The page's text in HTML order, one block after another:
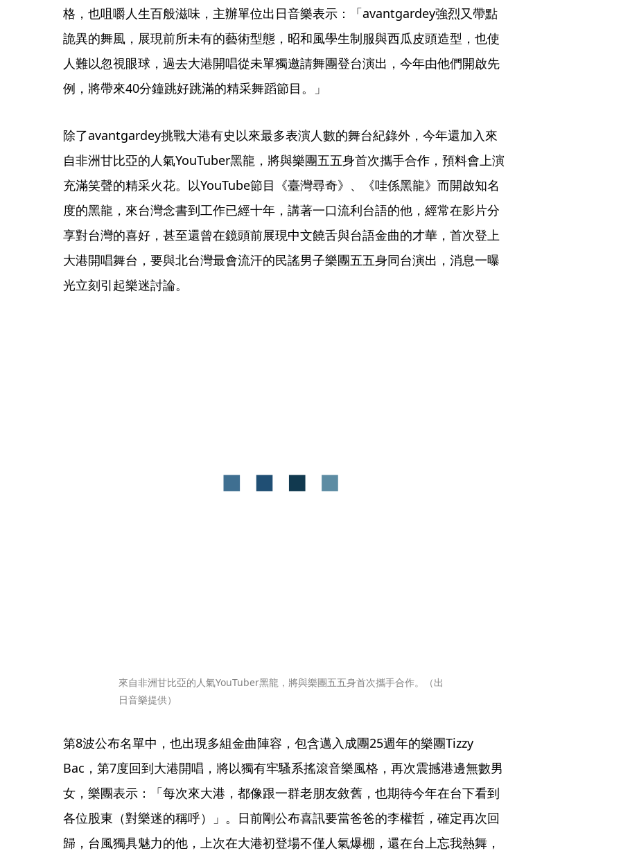
格，也咀嚼人生百般滋味，主辦單位出日音樂表示：「avantgardey強烈又帶點
詭異的舞風，展現前所未有的藝術型態，昭和風學生制服與西瓜皮頭造型，也使
人難以忽視眼球，過去大港開唱從未單獨邀請舞團登台演出，今年由他們開啟先
例，將帶來40分鐘跳好跳滿的精采舞蹈節目。」
除了avantgardey挑戰大港有史以來最多表演人數的舞台紀錄外，今年還加入來
自非洲甘比亞的人氣YouTuber黑龍，將與樂團五五身首次攜手合作，預料會上演
充滿笑聲的精采火花。以YouTube節目《臺灣尋奇》、《哇係黑龍》而開啟知名
度的黑龍，來台灣念書到工作已經十年，講著一口流利台語的他，經常在影片分
享對台灣的喜好，甚至還曾在鏡頭前展現中文饒舌與台語金曲的才華，首次登上
大港開唱舞台，要與北台灣最會流汗的民謠男子樂團五五身同台演出，消息一曝
光立刻引起樂迷討論。
來自非洲甘比亞的人氣YouTuber黑龍，將與樂團五五身首次攜手合作。（出
日音樂提供）
第8波公布名單中，也出現多組金曲陣容，包含邁入成團25週年的樂團Tizzy
Bac，第7度回到大港開唱，將以獨有牢騷系搖滾音樂風格，再次震撼港邊無數男
女，樂團表示：「每次來大港，都像跟一群老朋友敘舊，也期待今年在台下看到
各位股東（對樂迷的稱呼）」。日前剛公布喜訊要當爸爸的李權哲，確定再次回
歸，台風獨具魅力的他，上次在大港初登場不僅人氣爆棚，還在台上忘我熱舞，